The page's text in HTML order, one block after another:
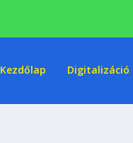
Kezdőlap Digitalizáció